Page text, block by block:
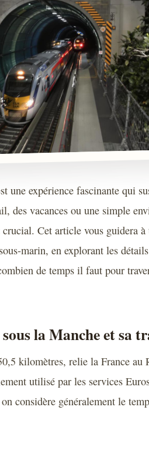
une expérience fascinante qui
des vacances ou une simple
Cet article vous guidera
marin, en explorant les
de temps il faut pour
la Manche et sa
kilomètres, relie la France au
utilisé par les services
considère généralement le